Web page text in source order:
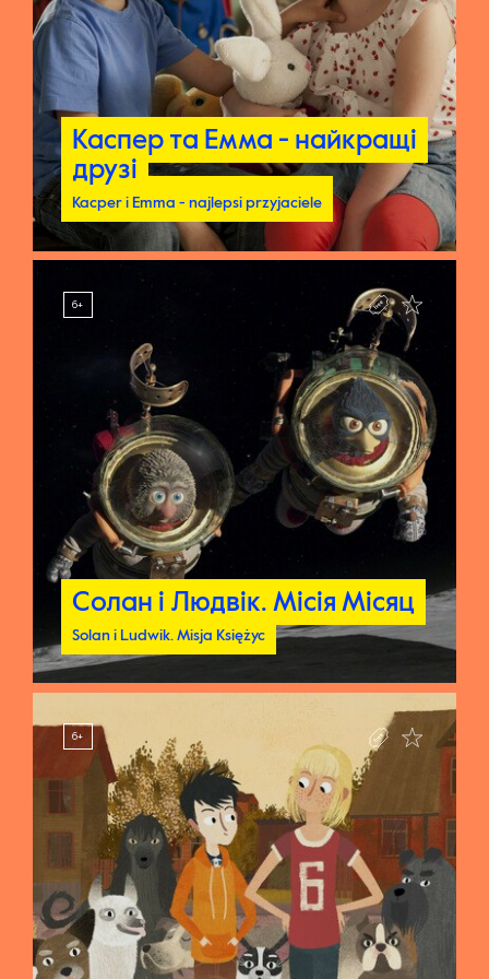
Каспер та Емма - найкращі
друзі
Kacper i Emma - najlepsi przyjaciele
Каспер та Емма - найкращі
друзі
Kacper i Emma - najlepsi przyjaciele
6+
Солан і Людвік. Мiсiя Мiсяц
Solan i Ludwik. Misja Księżyc
Солан і Людвік. Мiсiя Мiсяц
Solan i Ludwik. Misja Księżyc
6+